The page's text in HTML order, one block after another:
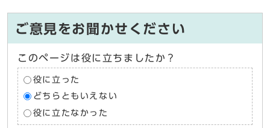
ご意見をお聞かせください
このページは役に立ちましたか？
役に立った
どちらともいえない
役に立たなかった